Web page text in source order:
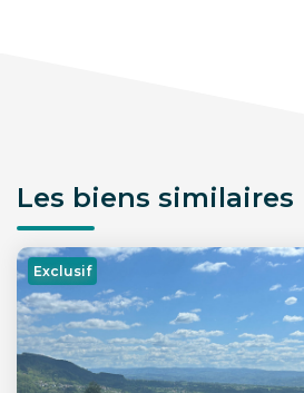
Les biens similaires
Exclusif